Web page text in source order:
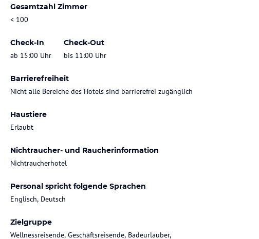
Gesamtzahl Zimmer
< 100
Check-In
ab 15:00 Uhr
Check-Out
bis 11:00 Uhr
Barrierefreiheit
Nicht alle Bereiche des Hotels sind barrierefrei zugänglich
Haustiere
Erlaubt
Nichtraucher- und Raucherinformation
Nichtraucherhotel
Personal spricht folgende Sprachen
Englisch, Deutsch
Zielgruppe
Wellnessreisende, Geschäftsreisende, Badeurlauber,